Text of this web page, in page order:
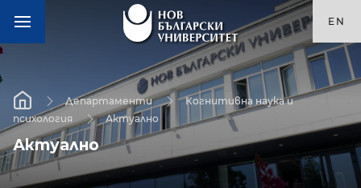
EN
Департаменти
Когнитивна наука и
психология
Актуално
Актуално